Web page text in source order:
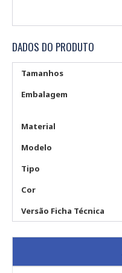
DADOS DO PRODUTO
Tamanhos
Embalagem
Material
Modelo
Tipo
Cor
Versão Ficha Técnica